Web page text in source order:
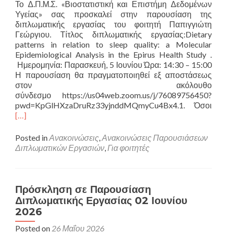
Το Δ.Π.Μ.Σ. «Βιοστατιστική και Επιστήμη Δεδομένων
Υγείας» σας προσκαλεί στην παρουσίαση της
διπλωματικής εργασίας του φοιτητή Παπιγγιώτη
Γεώργιου. Τίτλος διπλωματικής εργασίας:Dietary
patterns in relation to sleep quality: a Molecular
Epidemiological Analysis in the Epirus Health Study .
Ημερομηνία: Παρασκευή, 5 Ιουνίου Ώρα: 14:30 – 15:00
Η παρουσίαση θα πραγματοποιηθεί εξ αποστάσεως
στον ακόλουθο
σύνδεσμο https://us04web.zoom.us/j/76089756450?
pwd=KpGlHXzaDruRz33yjnddMQmyCu4Bx4.1. Όσοι
[…]
Posted inΑνακοινώσεις,Ανακοινώσεις Παρουσιάσεων
Διπλωματικών Εργασιών,Για φοιτητές
Πρόσκληση σε Παρουσίαση
Διπλωματικής Εργασίας 02 Ιουνίου
2026
Posted on 26 Μαΐου 2026